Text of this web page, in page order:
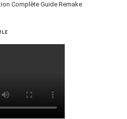
Complète Guide Remake